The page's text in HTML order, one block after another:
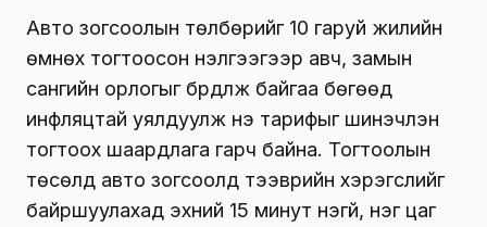
Авто зогсоолын төлбөрийг 10 гаруй жилийн
өмнөх тогтоосон үнэлгээгээр авч, замын
сангийн орлогыг бүрдүүлж байгаа бөгөөд
инфляцтай уялдуулж үнэ тарифыг шинэчлэн
тогтоох шаардлага гарч байна. Тогтоолын
төсөлд авто зогсоолд тээврийн хэрэгслийг
байршуулахад эхний 15 минут үнэгүй, нэг цаг